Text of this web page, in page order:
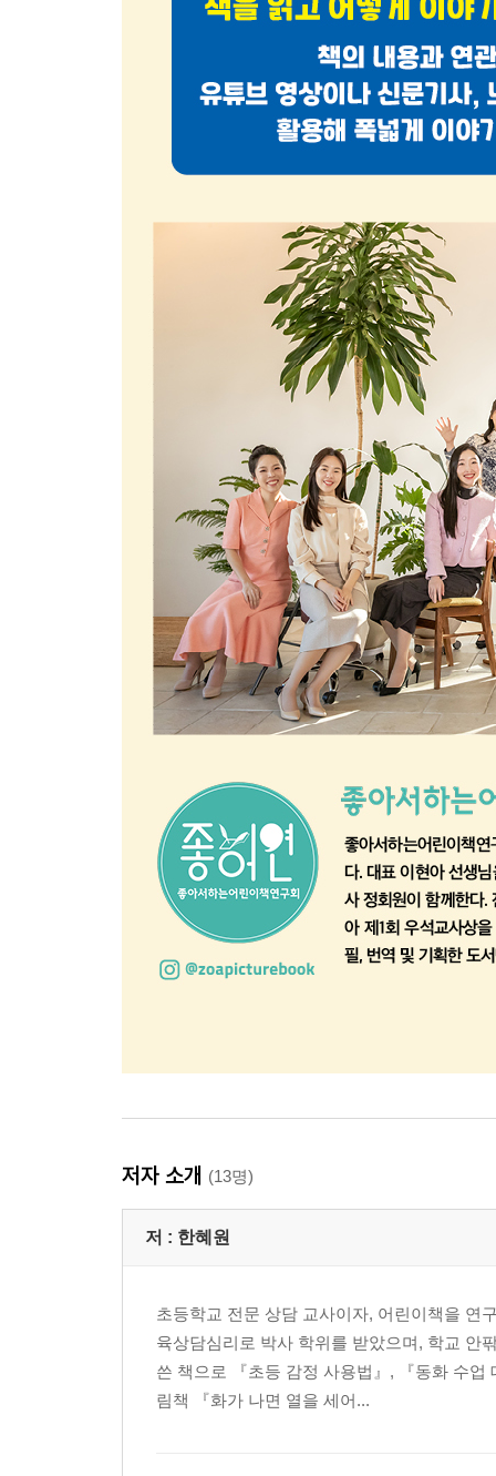
저자 소개 (13명)
저 : 한혜원
초등학교 전문 상담 교사이자, 어린이책을 연
육상담심리로 박사 학위를 받았으며, 학교 안
쓴 책으로 『초등 감정 사용법』, 『동화 수
림책 『화가 나면 열을 세어...